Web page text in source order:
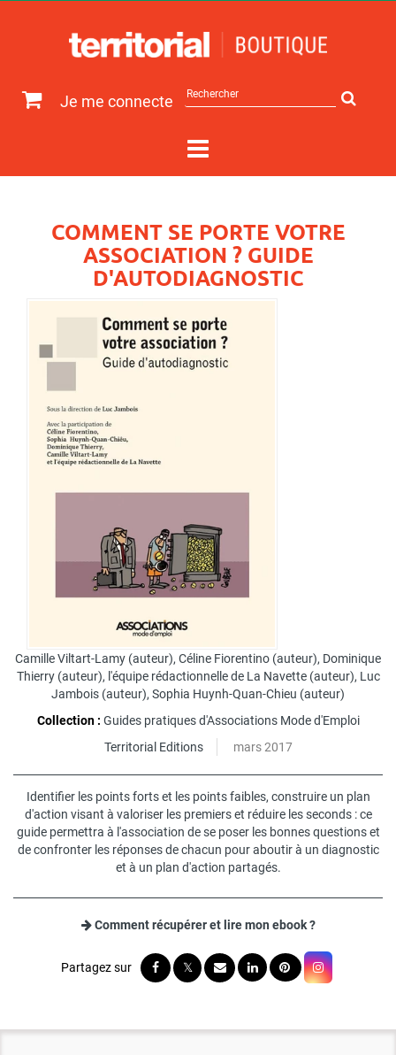
Je me connecte
sur
COMMENT SE PORTE VOTRE
ASSOCIATION ? GUIDE
D'AUTODIAGNOSTIC
Camille Viltart-Lamy (auteur), Céline Fiorentino (auteur), Dominique
Thierry(auteur), l'équipe rédactionnelle de La Navette(auteur), Luc
Jambois (auteur), Sophia Huynh-Quan-Chieu (auteur)
Collection : Guides pratiques d'Associations Mode d'Emploi
Territorial Editions
mars 2017
Identifier les points forts et les points faibles, construire un plan
d'action visant à valoriser les premiers et réduire les seconds : ce
guide permettra à l'association de se poser les bonnes questions et
de confronter les réponses de chacun pour aboutir à un diagnostic
et à un plan d'action partagés.
Comment récupérer et lire mon ebook ?